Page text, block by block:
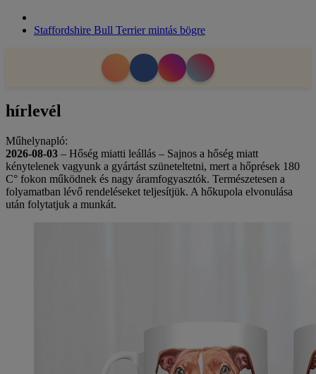
Staffordshire Bull Terrier mintás bögre
hírlevél
Műhelynapló:
2026-08-03 – Hőség miatti leállás – Sajnos a hőség miatt
kénytelenek vagyunk a gyártást szüneteltetni, mert a hőprések 180
C° fokon működnek és nagy áramfogyasztók. Természetesen a
folyamatban lévő rendeléseket teljesítjük. A hőkupola elvonulása
után folytatjuk a munkát.